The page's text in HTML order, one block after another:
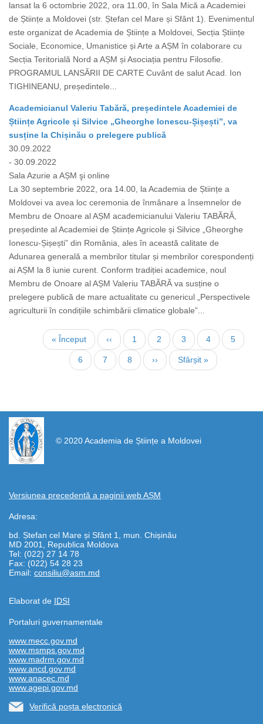
lansat la 6 octombrie 2022, ora 11.00, în Sala Mică a Academiei
de Științe a Moldovei (str. Ștefan cel Mare și Sfânt 1). Evenimentul
este organizat de Academia de Științe a Moldovei, Secția Științe
Sociale, Economice, Umanistice și Arte a AȘM în colaborare cu
Secția Teritorială Nord a AȘM și Asociația pentru Filosofie.
PROGRAMUL LANSĂRII DE CARTE Cuvânt de salut Acad. Ion
TIGHINEANU, președintele...
Academicianul Valeriu Tabără, președintele Academiei de
Științe Agricole și Silvice „Gheorghe Ionescu-Șișești”, va
susține la Chișinău o prelegere publică
30.09.2022
- 30.09.2022
Sala Azurie a AȘM şi online
La 30 septembrie 2022, ora 14.00, la Academia de Științe a
Moldovei va avea loc ceremonia de înmânare a însemnelor de
Membru de Onoare al AȘM academicianului Valeriu TABĂRĂ,
președinte al Academiei de Științe Agricole și Silvice „Gheorghe
Ionescu-Șișești” din România, ales în această calitate de
Adunarea generală a membrilor titular și membrilor corespondenți
ai AȘM la 8 iunie curent. Conform tradiției academice, noul
Membru de Onoare al AȘM Valeriu TABĂRĂ va susține o
prelegere publică de mare actualitate cu genericul „Perspectivele
agriculturii în condițiile schimbării climatice globale”...
Нумерация
страниц
Первая
страница
« Început ←
‹‹ Страница
1 Страница
2 Страница
3
Текущая
страница
4 5
Страница
6 Страница
7 Страница
8
Следующая
страница
››
Последняя
страница
Sfârșit »
© 2020 Academia de Științe a Moldovei
Versiunea precedentă a paginii web AȘM
Adresa:
bd. Ștefan cel Mare și Sfânt 1, mun. Chișinău
MD 2001, Republica Moldova
Tel: (022) 27 14 78
Fax: (022) 54 28 23
Email: consiliu@asm.md
Elaborat de IDSI
https://propletenie.ru/
Portaluri guvernamentale
www.mecc.gov.md
www.msmps.gov.md
www.madrm.gov.md
www.ancd.gov.md
www.anacec.md
www.agepi.gov.md
Verifică poșta electronică